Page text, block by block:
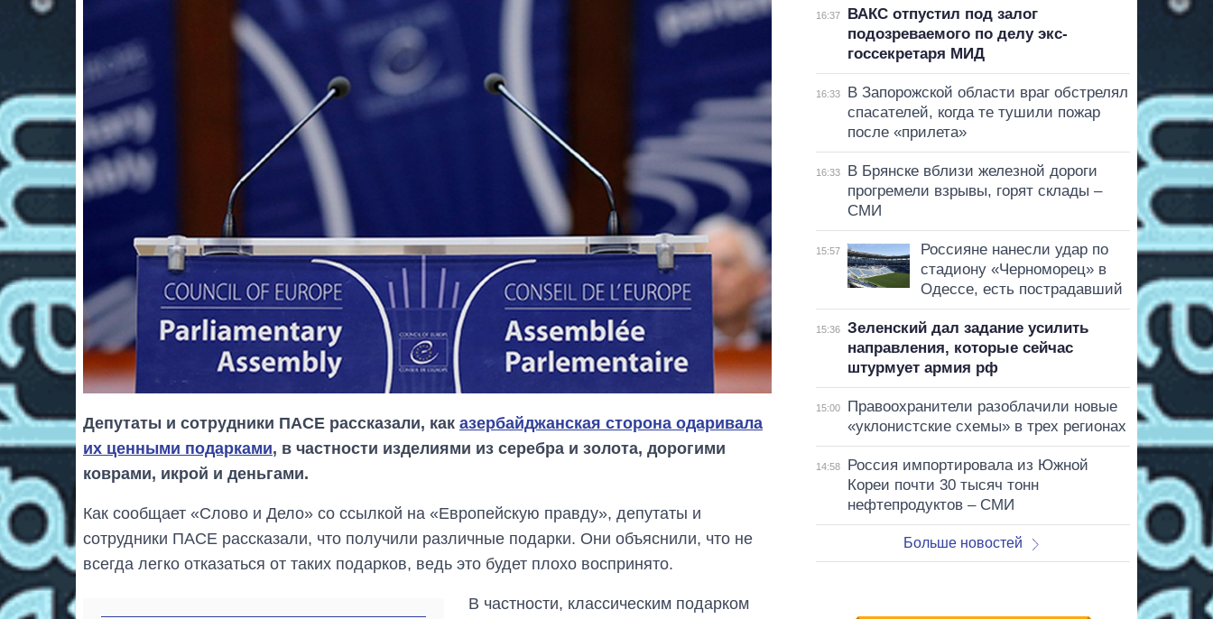
Депутаты и сотрудники ПАСЕ рассказали, как азербайджанская сторона одаривала
их ценными подарками, в частности изделиями из серебра и золота, дорогими
коврами, икрой и деньгами.
Как сообщает «Слово и Дело» со ссылкой на «Европейскую правду», депутаты и
сотрудники ПАСЕ рассказали, что получили различные подарки. Они объяснили, что не
всегда легко отказаться от таких подарков, ведь это будет плохо воспринято.
В частности, классическим подарком
16:37
ВАКС отпустил под залог
подозреваемого по делу экс-
госсекретаря МИД
16:33
В Запорожской области враг обстрелял
спасателей, когда те тушили пожар
после «прилета»
16:33
В Брянске вблизи железной дороги
прогремели взрывы, горят склады –
СМИ
15:57
Россияне нанесли удар по
стадиону «Черноморец» в
Одессе, есть пострадавший
15:36
Зеленский дал задание усилить
направления, которые сейчас
штурмует армия рф
15:00
Правоохранители разоблачили новые
«уклонистские схемы» в трех регионах
14:58
Россия импортировала из Южной
Кореи почти 30 тысяч тонн
нефтепродуктов – СМИ
Больше новостей